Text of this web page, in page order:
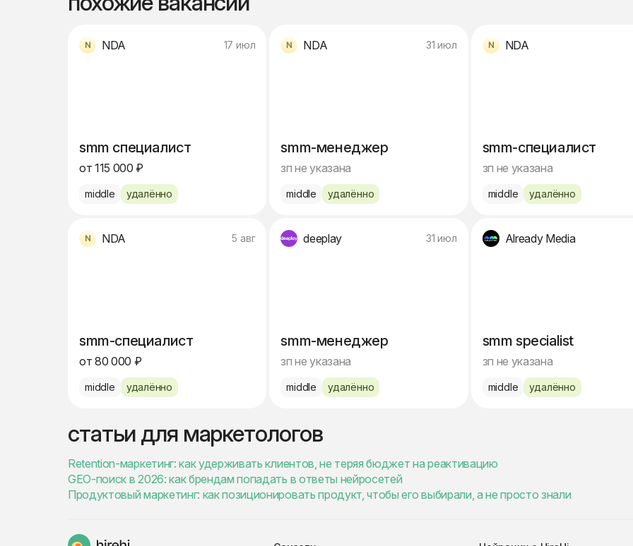
NDA 17 июл
smm специалист
от 115 000 ₽
middle удалённо
NDA 31 июл
smm-менеджер
зп не указана
middle удалённо
NDA
smm-специалист
зп не указана
middle удалённо
NDA 5 авг
smm-специалист
от 80 000 ₽
middle удалённо
deeplay 31 июл
smm-менеджер
зп не указана
middle удалённо
Already Media
smm specialist
зп не указана
middle удалённо
статьи для маркетологов
Retention-маркетинг: как удерживать клиентов, не теряя бюджет на реактивацию
GEO-поиск в 2026: как брендам попадать в ответы нейросетей
Продуктовый маркетинг: как позиционировать продукт, чтобы его выбирали, а не просто знали